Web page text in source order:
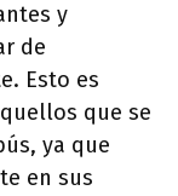
y
de
Esto es
que se
ya que
en sus